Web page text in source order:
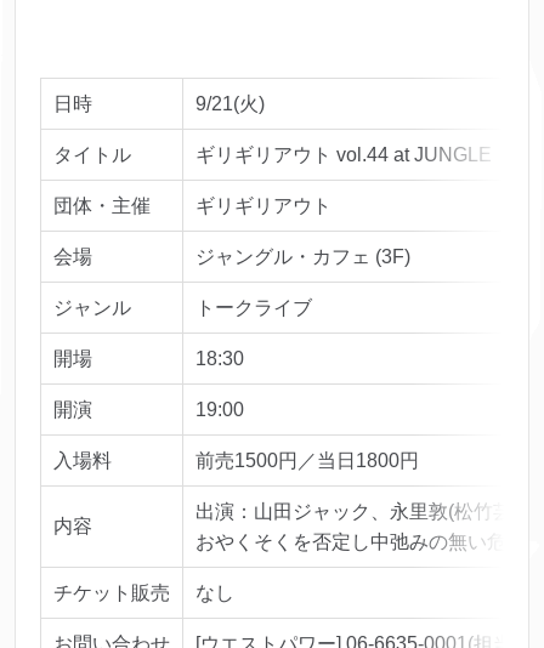
日時 9/21(火)
タイトル ギリギリアウト vol.44 at JUNGLE
団体・主催 ギリギリアウト
会場 ジャングル・カフェ (3F)
ジャンル トークライブ
開場 18:30
開演 19:00
入場料 前売1500円／当日1800円
内容
出演：山田ジャック、永里敦(松竹芸能)
おやくそくを否定し中弛みの無い危機
チケット販売 なし
お問い合わせ [ウエストパワー] 06-6635-0001(担当ナ